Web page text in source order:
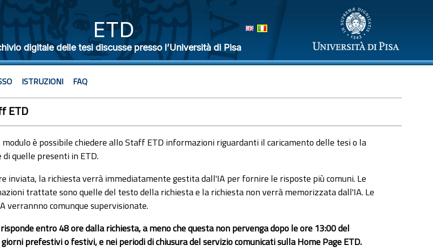
ETD
digitale delle tesi discusse presso l’Università di Pisa
ISTRUZIONI FAQ
ETD
è possibile chiedere allo Staff ETD informazioni riguardanti il caricamento delle tesi o la
quelle presenti in ETD.
inviata, la richiesta verrà immediatamente gestita dall'IA per fornire le risposte più comuni. Le
trattate sono quelle del testo della richiesta e la richiesta non verrà memorizzata dall'IA. Le
verrannno comunque supervisionate.
entro 48 ore dalla richiesta, a meno che questa non pervenga dopo le ore 13:00 del
prefestivi o festivi, e nei periodi di chiusura del servizio comunicati sulla Home Page ETD.